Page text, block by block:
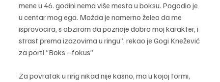
mene u 46. godini nema više mesta u boksu. Pogodio je
u centar mog ega. Možda je namerno želeo da me
isprovocira, s obzirom da poznaje dobro moj karakter, i
strast prema izazovima u ringu”, rekao je Gogi Knežević
za portl “Boks –fokus”
Za povratak u ring nikad nije kasno, ma u kojoj formi,